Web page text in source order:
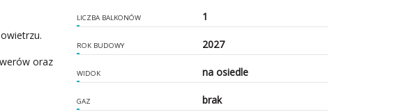
oraz
LICZBA BALKONÓW 1
ROK BUDOWY 2027
WIDOK na osiedle
GAZ brak